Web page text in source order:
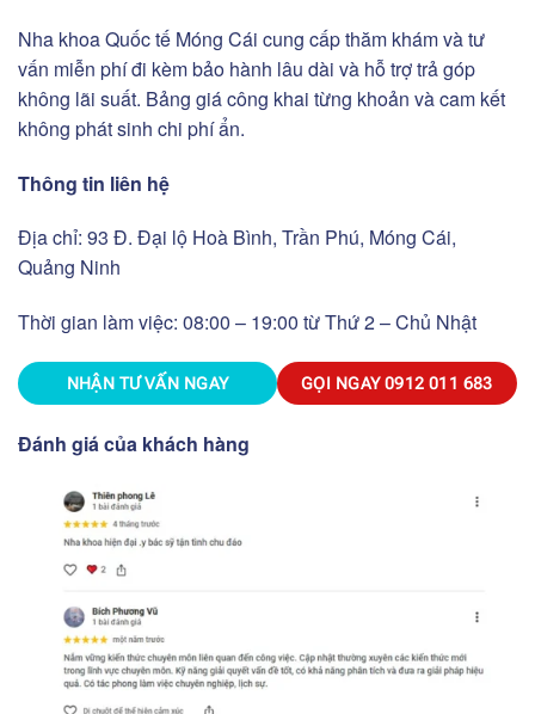
Nha khoa Quốc tế Móng Cái cung cấp thăm khám và tư
vấn miễn phí đi kèm bảo hành lâu dài và hỗ trợ trả góp
không lãi suất. Bảng giá công khai từng khoản và cam kết
không phát sinh chi phí ẩn.
Thông tin liên hệ
Địa chỉ: 93 Đ. Đại lộ Hoà Bình, Trần Phú, Móng Cái,
Quảng Ninh
Thời gian làm việc: 08:00 – 19:00 từ Thứ 2 – Chủ Nhật
NHẬN TƯ VẤN NGAY GỌI NGAY0912 011 683
Đánh giá của khách hàng